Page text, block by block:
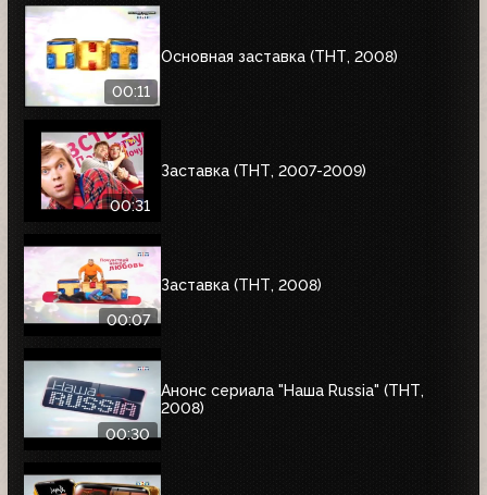
00:11
Основная заставка (ТНТ, 2008)
00:31
Заставка (ТНТ, 2007-2009)
00:07
Заставка (ТНТ, 2008)
00:30
Анонс сериала "Наша Russia" (ТНТ,
2008)